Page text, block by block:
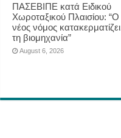
ΠΑΣΕΒΙΠΕ κατά Ειδικού
Χωροταξικού Πλαισίου: “Ο
νέος νόμος κατακερματίζει
τη βιομηχανία”
August 6, 2026